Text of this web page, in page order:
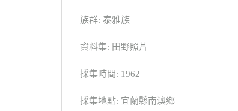
族群: 泰雅族
資料集: 田野照片
採集時間: 1962
採集地點: 宜蘭縣南澳鄉